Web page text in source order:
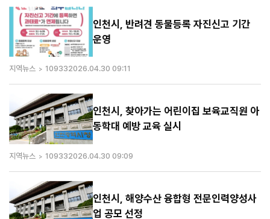
인천시, 반려견 동물등록 자진신고 기간
운영
지역뉴스 109332026.04.30 09:11
인천시, 찾아가는 어린이집 보육교직원 아
동학대 예방 교육 실시
지역뉴스 109332026.04.30 09:09
인천시, 해양수산 융합형 전문인력양성사
업 공모 선정